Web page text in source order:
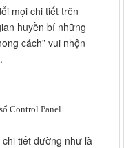
mọi chi tiết trên
huyền bí những
cách” vui nhộn
Control Panel
tiết dường như là